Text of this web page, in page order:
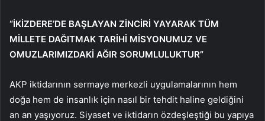
“İKİZDERE’DE BAŞLAYAN ZİNCİRİ YAYARAK TÜM
MİLLETE DAĞITMAK TARİHİ MİSYONUMUZ VE
OMUZLARIMIZDAKİ AĞIR SORUMLULUKTUR”
AKP iktidarının sermaye merkezli uygulamalarının hem
doğa hem de insanlık için nasıl bir tehdit haline geldiğini
an an yaşıyoruz. Siyaset ve iktidarın özdeşleştiği bu yapıya